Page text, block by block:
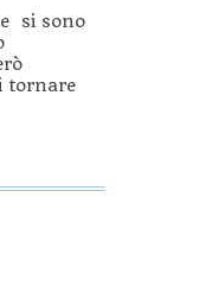
si sono
tornare